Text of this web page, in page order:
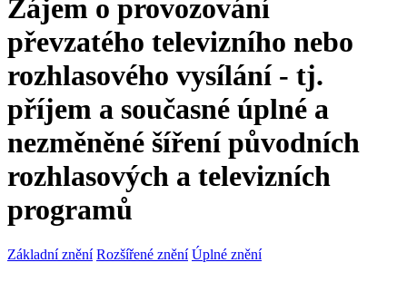
Zájem o provozování
převzatého televizního nebo
rozhlasového vysílání - tj.
příjem a současné úplné a
nezměněné šíření původních
rozhlasových a televizních
programů
Základní znění Rozšířené znění Úplné znění